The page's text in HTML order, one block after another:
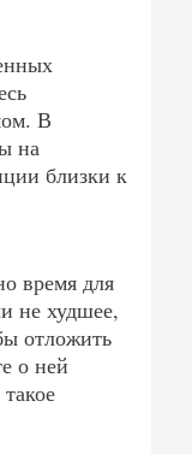
В
на
близки к
время для
не худшее,
отложить
о ней